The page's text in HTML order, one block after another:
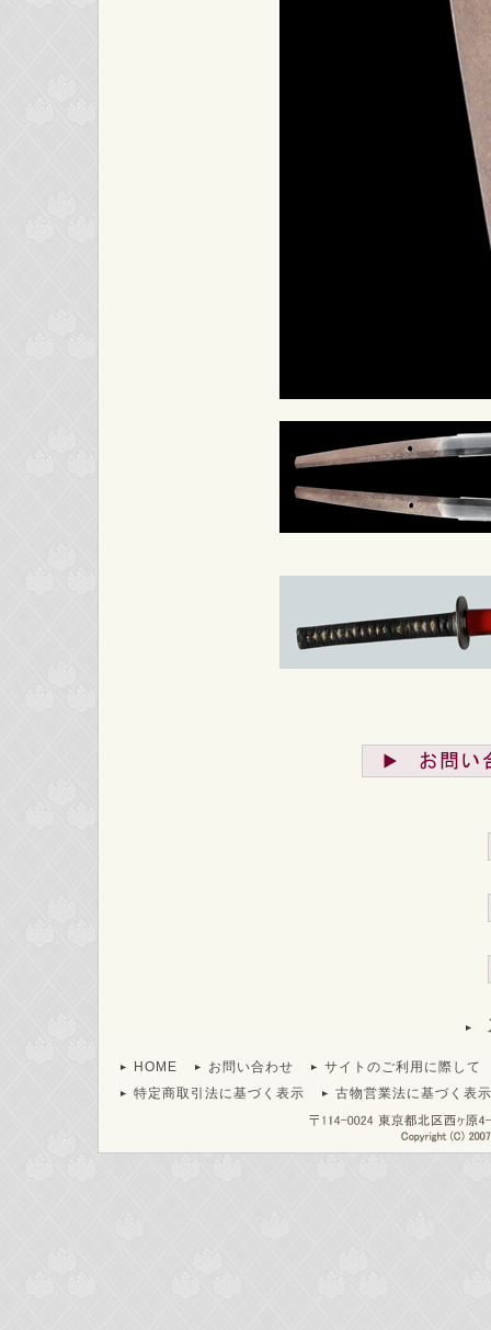
HOME お問い合わせ
サイトのご利用に際して
特定商取引法に基づく表示
古物営業法に基づく表示